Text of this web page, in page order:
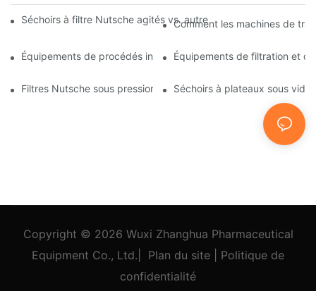
Séchoirs à filtre Nutsche agités vs. autres méthodes de
Comment les machines de
Équipements de procédés industriels : des innovations qui
Équipements de filtration et
Filtres Nutsche sous pression : Applications dans les industries
Séchoirs à plateaux sous
Copyright © 2026 Wuxi Zhanghua Pharmaceutical
Equipment Co., Ltd.
Plan du site Politique de
confidentialité